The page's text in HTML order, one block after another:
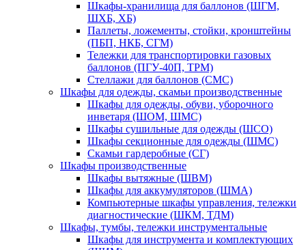
Шкафы-хранилища для баллонов (ШГМ,
ШХБ, ХБ)
Паллеты, ложементы, стойки, кронштейны
(ПБП, НКБ, СГМ)
Тележки для транспортировки газовых
баллонов (ПГУ-40П, ТРМ)
Стеллажи для баллонов (СМС)
Шкафы для одежды, скамьи производственные
Шкафы для одежды, обуви, уборочного
инветаря (ШОМ, ШМС)
Шкафы сушильные для одежды (ШСО)
Шкафы секционные для одежды (ШМС)
Скамьи гардеробные (СГ)
Шкафы производственные
Шкафы вытяжные (ШВМ)
Шкафы для аккумуляторов (ШМА)
Компьютерные шкафы управления, тележки
диагностические (ШКМ, ТДМ)
Шкафы, тумбы, тележки инструментальные
Шкафы для инструмента и комплектующих